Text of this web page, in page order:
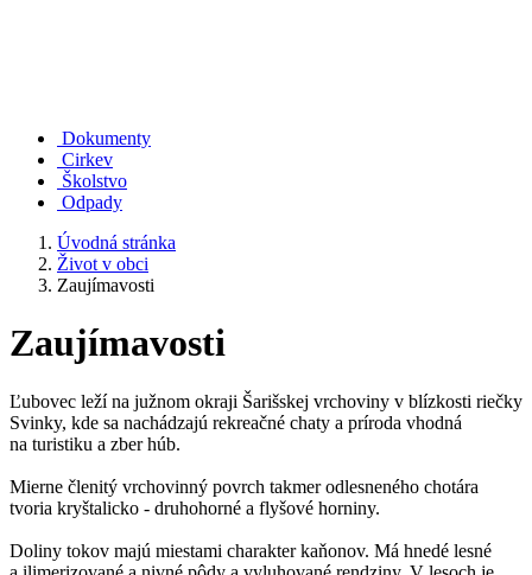
Dokumenty
Cirkev
Školstvo
Odpady
Úvodná stránka
Život v obci
Zaujímavosti
Zaujímavosti
Ľubovec leží na južnom okraji Šarišskej vrchoviny v blízkosti riečky
Svinky, kde sa nachádzajú rekreačné chaty a príroda vhodná
na turistiku a zber húb.
Mierne členitý vrchovinný povrch takmer odlesneného chotára
tvoria kryštalicko - druhohorné a flyšové horniny.
Doliny tokov majú miestami charakter kaňonov. Má hnedé lesné